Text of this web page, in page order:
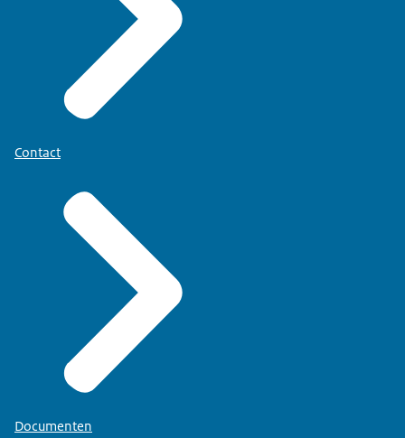
Contact
Documenten